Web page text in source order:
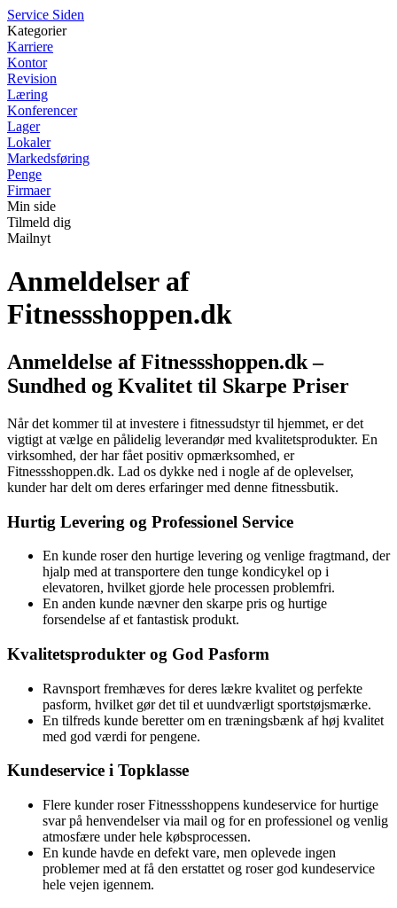
Service Siden
Kategorier
Karriere
Kontor
Revision
Læring
Konferencer
Lager
Lokaler
Markedsføring
Penge
Firmaer
Min side
Tilmeld dig
Mailnyt
Anmeldelser af
Fitnessshoppen.dk
Anmeldelse af Fitnessshoppen.dk –
Sundhed og Kvalitet til Skarpe Priser
Når det kommer til at investere i fitnessudstyr til hjemmet, er det
vigtigt at vælge en pålidelig leverandør med kvalitetsprodukter. En
virksomhed, der har fået positiv opmærksomhed, er
Fitnessshoppen.dk. Lad os dykke ned i nogle af de oplevelser,
kunder har delt om deres erfaringer med denne fitnessbutik.
Hurtig Levering og Professionel Service
En kunde roser den hurtige levering og venlige fragtmand, der
hjalp med at transportere den tunge kondicykel op i
elevatoren, hvilket gjorde hele processen problemfri.
En anden kunde nævner den skarpe pris og hurtige
forsendelse af et fantastisk produkt.
Kvalitetsprodukter og God Pasform
Ravnsport fremhæves for deres lækre kvalitet og perfekte
pasform, hvilket gør det til et uundværligt sportstøjsmærke.
En tilfreds kunde beretter om en træningsbænk af høj kvalitet
med god værdi for pengene.
Kundeservice i Topklasse
Flere kunder roser Fitnessshoppens kundeservice for hurtige
svar på henvendelser via mail og for en professionel og venlig
atmosfære under hele købsprocessen.
En kunde havde en defekt vare, men oplevede ingen
problemer med at få den erstattet og roser god kundeservice
hele vejen igennem.